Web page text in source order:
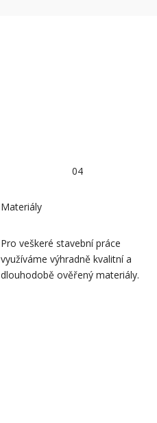
04
Materiály
Pro veškeré stavební práce
využíváme výhradně kvalitní a
dlouhodobě ověřený materiály.